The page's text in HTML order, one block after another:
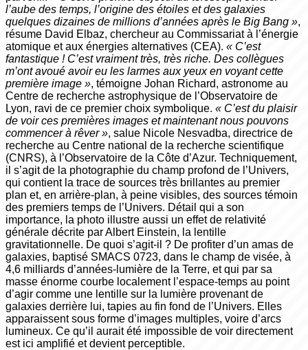
l’aube des temps, l’origine des étoiles et des galaxies
quelques dizaines de millions d’années après le Big Bang »,
résume David Elbaz, chercheur au Commissariat à l’énergie
atomique et aux énergies alternatives (CEA). « C’est
fantastique ! C’est vraiment très, très riche. Des collègues
m’ont avoué avoir eu les larmes aux yeux en voyant cette
première image », témoigne Johan Richard, astronome au
Centre de recherche astrophysique de l’Observatoire de
Lyon, ravi de ce premier choix symbolique. « C’est du plaisir
de voir ces premières images et maintenant nous pouvons
commencer à rêver », salue Nicole Nesvadba, directrice de
recherche au Centre national de la recherche scientifique
(CNRS), à l’Observatoire de la Côte d’Azur. Techniquement,
il s’agit de la photographie du champ profond de l’Univers,
qui contient la trace de sources très brillantes au premier
plan et, en arrière-­plan, à peine visibles, des sources témoin
des premiers temps de l’Univers. Détail qui a son
importance, la photo illustre aussi un effet de relativité
générale décrite par Albert Einstein, la lentille
gravitationnelle. De quoi s’agit-­il ? De profiter d’un amas de
galaxies, baptisé SMACS 0723, dans le champ de visée, à
4,6 milliards d’années-­lumière de la Terre, et qui par sa
masse énorme courbe localement l’espace­-temps au point
d’agir comme une lentille sur la lumière provenant de
galaxies derrière lui, tapies au fin fond de l’Univers. Elles
apparaissent sous forme d’images multiples, voire d’arcs
lumineux. Ce qu’il aurait été impossible de voir directement
est ici amplifié et devient perceptible.